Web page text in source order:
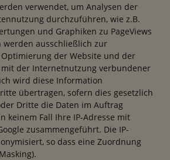
verwendet, um Analysen der
durchzuführen, wie z.B.
und Graphiken zu PageViews
werden ausschließlich zur
der Website und der
der Internetnutzung verbundener
wird diese Information
übertragen, sofern dies gesetzlich
Dritte die Daten im Auftrag
keinem Fall Ihre IP-Adresse mit
zusammengeführt. Die IP-
so dass eine Zuordnung